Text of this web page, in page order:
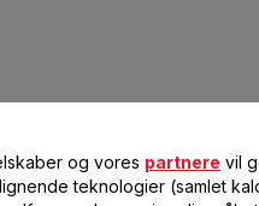
og vores partnere vil
teknologier (samlet